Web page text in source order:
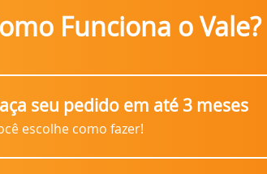
Funciona o Vale?
seu pedido em até 3 meses
escolhe como fazer!
Obrigado por se cadastrar na
?